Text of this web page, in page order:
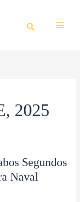
Buscar
2025
Segundos
Naval